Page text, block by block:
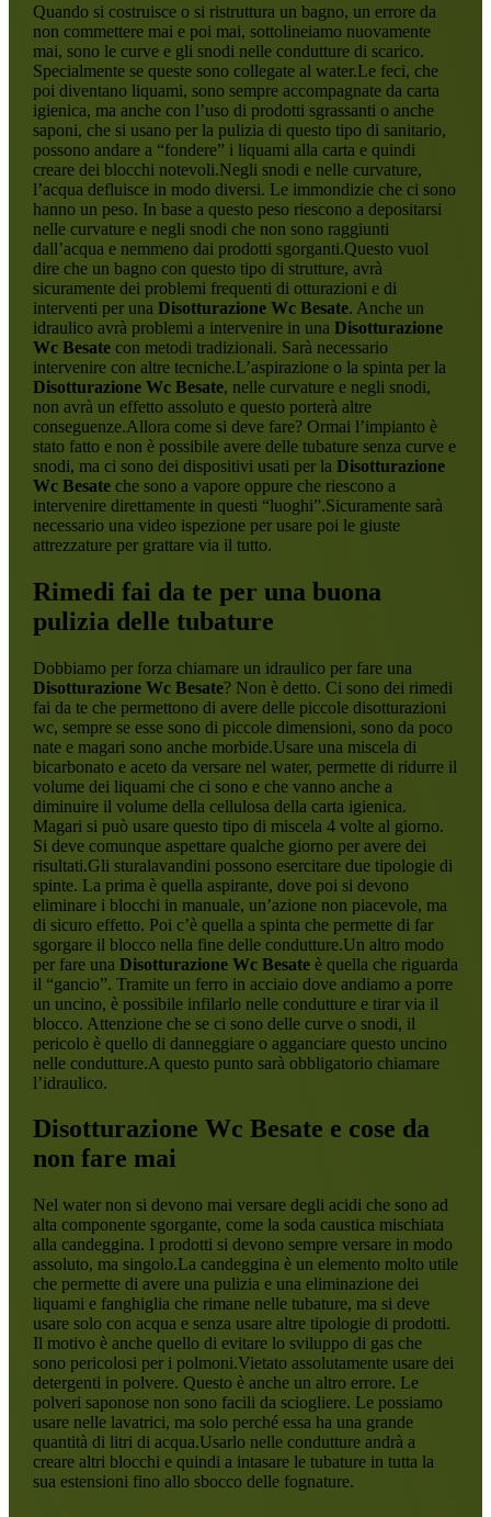
Quando si costruisce o si ristruttura un bagno, un errore da
non commettere mai e poi mai, sottolineiamo nuovamente
mai, sono le curve e gli snodi nelle condutture di scarico.
Specialmente se queste sono collegate al water.Le feci, che
poi diventano liquami, sono sempre accompagnate da carta
igienica, ma anche con l’uso di prodotti sgrassanti o anche
saponi, che si usano per la pulizia di questo tipo di sanitario,
possono andare a “fondere” i liquami alla carta e quindi
creare dei blocchi notevoli.Negli snodi e nelle curvature,
l’acqua defluisce in modo diversi. Le immondizie che ci sono
hanno un peso. In base a questo peso riescono a depositarsi
nelle curvature e negli snodi che non sono raggiunti
dall’acqua e nemmeno dai prodotti sgorganti.Questo vuol
dire che un bagno con questo tipo di strutture, avrà
sicuramente dei problemi frequenti di otturazioni e di
interventi per una Disotturazione Wc Besate. Anche un
idraulico avrà problemi a intervenire in una Disotturazione
Wc Besatecon metodi tradizionali. Sarà necessario
intervenire con altre tecniche.L’aspirazione o la spinta per la
Disotturazione Wc Besate, nelle curvature e negli snodi,
non avrà un effetto assoluto e questo porterà altre
conseguenze.Allora come si deve fare? Ormai l’impianto è
stato fatto e non è possibile avere delle tubature senza curve e
snodi, ma ci sono dei dispositivi usati per la Disotturazione
Wc Besateche sono a vapore oppure che riescono a
intervenire direttamente in questi “luoghi”.Sicuramente sarà
necessario una video ispezione per usare poi le giuste
attrezzature per grattare via il tutto.
Rimedi fai da te per una buona
pulizia delle tubature
Dobbiamo per forza chiamare un idraulico per fare una
Disotturazione Wc Besate? Non è detto. Ci sono dei rimedi
fai da te che permettono di avere delle piccole disotturazioni
wc, sempre se esse sono di piccole dimensioni, sono da poco
nate e magari sono anche morbide.Usare una miscela di
bicarbonato e aceto da versare nel water, permette di ridurre il
volume dei liquami che ci sono e che vanno anche a
diminuire il volume della cellulosa della carta igienica.
Magari si può usare questo tipo di miscela 4 volte al giorno.
Si deve comunque aspettare qualche giorno per avere dei
risultati.Gli sturalavandini possono esercitare due tipologie di
spinte. La prima è quella aspirante, dove poi si devono
eliminare i blocchi in manuale, un’azione non piacevole, ma
di sicuro effetto. Poi c’è quella a spinta che permette di far
sgorgare il blocco nella fine delle condutture.Un altro modo
per fare una Disotturazione Wc Besateè quella che riguarda
il “gancio”. Tramite un ferro in acciaio dove andiamo a porre
un uncino, è possibile infilarlo nelle condutture e tirar via il
blocco. Attenzione che se ci sono delle curve o snodi, il
pericolo è quello di danneggiare o agganciare questo uncino
nelle condutture.A questo punto sarà obbligatorio chiamare
l’idraulico.
Disotturazione Wc Besate e cose da
non fare mai
Nel water non si devono mai versare degli acidi che sono ad
alta componente sgorgante, come la soda caustica mischiata
alla candeggina. I prodotti si devono sempre versare in modo
assoluto, ma singolo.La candeggina è un elemento molto utile
che permette di avere una pulizia e una eliminazione dei
liquami e fanghiglia che rimane nelle tubature, ma si deve
usare solo con acqua e senza usare altre tipologie di prodotti.
Il motivo è anche quello di evitare lo sviluppo di gas che
sono pericolosi per i polmoni.Vietato assolutamente usare dei
detergenti in polvere. Questo è anche un altro errore. Le
polveri saponose non sono facili da sciogliere. Le possiamo
usare nelle lavatrici, ma solo perché essa ha una grande
quantità di litri di acqua.Usarlo nelle condutture andrà a
creare altri blocchi e quindi a intasare le tubature in tutta la
sua estensioni fino allo sbocco delle fognature.